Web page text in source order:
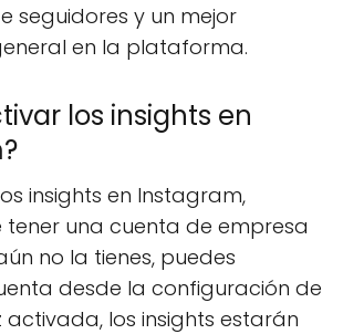
seguidores y un mejor
en la plataforma.
los insights en
insights en Instagram,
una cuenta de empresa
no la tienes, puedes
desde la configuración de
activada, los insights estarán